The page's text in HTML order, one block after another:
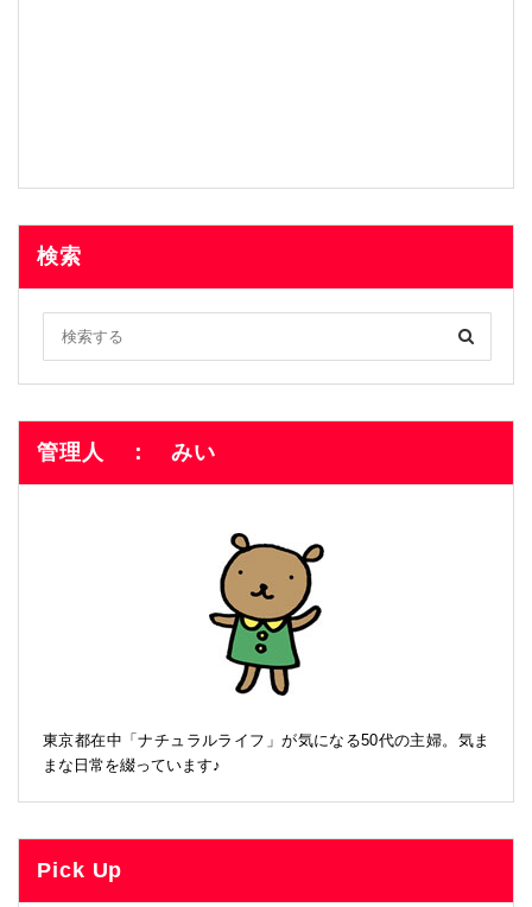
検索
管理人 ： みい
東京都在中「ナチュラルライフ」が気になる50代の主婦。気ま
まな日常を綴っています♪
Pick Up